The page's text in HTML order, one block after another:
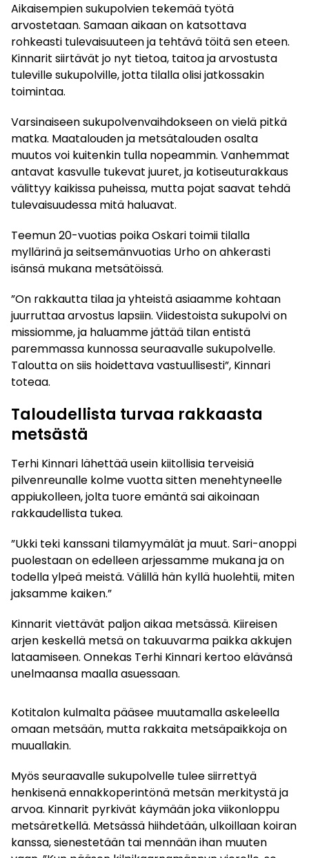
Aikaisempien sukupolvien tekemää työtä
arvostetaan. Samaan aikaan on katsottava
rohkeasti tulevaisuuteen ja tehtävä töitä sen eteen.
Kinnarit siirtävät jo nyt tietoa, taitoa ja arvostusta
tuleville sukupolville, jotta tilalla olisi jatkossakin
toimintaa.
Varsinaiseen sukupolvenvaihdokseen on vielä pitkä
matka. Maatalouden ja metsätalouden osalta
muutos voi kuitenkin tulla nopeammin. Vanhemmat
antavat kasvulle tukevat juuret, ja kotiseuturakkaus
välittyy kaikissa puheissa, mutta pojat saavat tehdä
tulevaisuudessa mitä haluavat.
Teemun 20-vuotias poika Oskari toimii tilalla
myllärinä ja seitsemänvuotias Urho on ahkerasti
isänsä mukana metsätöissä.
”On rakkautta tilaa ja yhteistä asiaamme kohtaan
juurruttaa arvostus lapsiin. Viidestoista sukupolvi on
missiomme, ja haluamme jättää tilan entistä
paremmassa kunnossa seuraavalle sukupolvelle.
Taloutta on siis hoidettava vastuullisesti”, Kinnari
toteaa.
Taloudellista turvaa rakkaasta
metsästä
Terhi Kinnari lähettää usein kiitollisia terveisiä
pilvenreunalle kolme vuotta sitten menehtyneelle
appiukolleen, jolta tuore emäntä sai aikoinaan
rakkaudellista tukea.
”Ukki teki kanssani tilamyymälät ja muut. Sari-anoppi
puolestaan on edelleen arjessamme mukana ja on
todella ylpeä meistä. Välillä hän kyllä huolehtii, miten
jaksamme kaiken.”
Kinnarit viettävät paljon aikaa metsässä. Kiireisen
arjen keskellä metsä on takuuvarma paikka akkujen
lataamiseen. Onnekas Terhi Kinnari kertoo elävänsä
unelmaansa maalla asuessaan.
Kotitalon kulmalta pääsee muutamalla askeleella
omaan metsään, mutta rakkaita metsäpaikkoja on
muuallakin.
Myös seuraavalle sukupolvelle tulee siirrettyä
henkisenä ennakkoperintönä metsän merkitystä ja
arvoa. Kinnarit pyrkivät käymään joka viikonloppu
metsäretkellä. Metsässä hiihdetään, ulkoillaan koiran
kanssa, sienestetään tai mennään ihan muuten